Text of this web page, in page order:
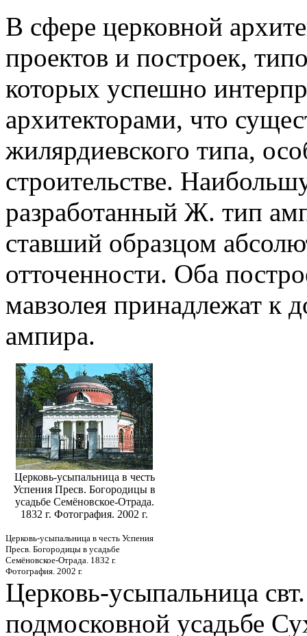
В сфере церковной
проектов и построек,
которых успешно
архитекторами, что
жилярдиевского типа,
строительстве.
разработанный Ж. тип
ставший образцом
отточенности. Оба
мавзолея принадлежат к
ампира.
Церковь-усыпальница в честь
Успения Пресв. Богородицы в
усадьбе Семёновское-Отрада.
1832 г. Фотография. 2002 г.
Церковь-усыпальница в честь Успения
Пресв. Богородицы в усадьбе
Семёновское-Отрада. 1832 г.
Фотография. 2002 г.
Церковь-усыпальница
подмосковной усадьбе